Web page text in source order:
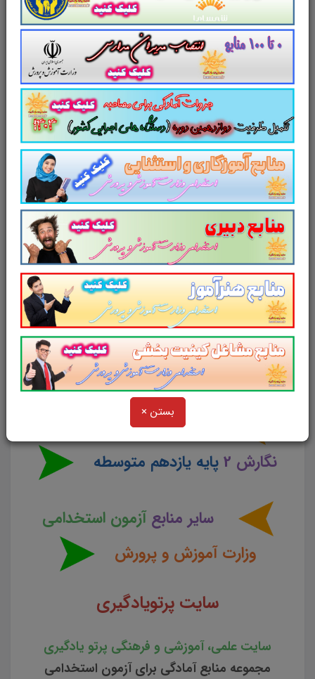
بستن ×
بندی و مرور سریعمتناسب با سرفصل های
اعلامی آزمون استخدامی آموزش و پرورش
طراحی
و تدوین شده است.
لینک دانلود
تست کتابراهنمای معلم
نگارش 3
پایه دوازدهم متوسطه
تستکتابراهنمای معلم
فارسی 1 پایه دهممتوسطه
تست کتابراهنما معلمنگارش
1 پایه دهم متوسطه
تست کتابراهنمای معلم
نگارش 2
پایه یازدهم متوسطه
سایر منابع آزمون استخدامی
وزارت آموزش و پرورش
سایت پرتویادگیری
سایت علمی، آموزشی و فرهنگی پرتو یادگیری
مجموعه منابع آمادگی برای آزمون استخدامی